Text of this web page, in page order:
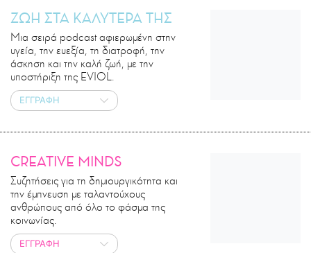
ΖΩΗ ΣΤΑ ΚΑΛΥΤΕΡΑ ΤΗΣ
Μια σειρά podcast αφιερωμένη στην
υγεία, την ευεξία, τη διατροφή, την
άσκηση και την καλή ζωή, με την
υποστήριξη της EVIOL.
ΕΓΓΡΑΦΗ
CREATIVE MINDS
Συζητήσεις για τη δημιουργικότητα και
την έμπνευση με ταλαντούχους
ανθρώπους από όλο το φάσμα της
κοινωνίας.
ΕΓΓΡΑΦΗ